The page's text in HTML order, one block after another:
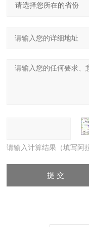
请输入计算结果（填写阿